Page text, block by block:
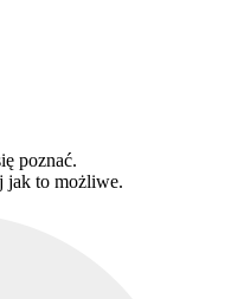
poznać.
jak to możliwe.